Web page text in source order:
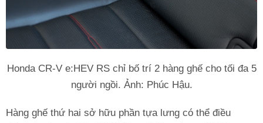
Honda CR-V e:HEV RS chỉ bố trí 2 hàng ghế cho tối đa 5
người ngồi. Ảnh: Phúc Hậu.
Hàng ghế thứ hai sở hữu phần tựa lưng có thể điều